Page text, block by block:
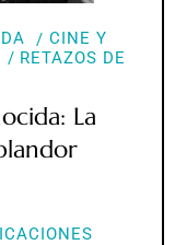
CINE Y
RETAZOS DE
La